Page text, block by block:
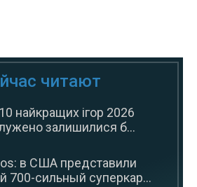
читают
найкращих ігор 2026
залишилися б...
в США представили
700-сильный суперкар...